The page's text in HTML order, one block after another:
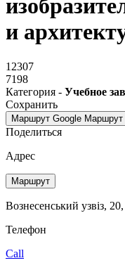
и
12307
7198
Категория - Учебное
Сохранить
Маршрут Google Маршрут
Поделиться
Адрес
Маршрут
Вознесенський узвіз, 20,
Телефон
Call